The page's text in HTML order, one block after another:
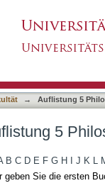
→ Auflistung 5
5
B C D E F G H J K L
geben Sie die ersten